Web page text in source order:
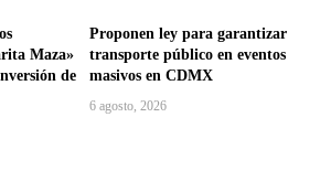
Maza»
de
Proponen ley para garantizar
transporte público en eventos
masivos en CDMX
6 agosto, 2026